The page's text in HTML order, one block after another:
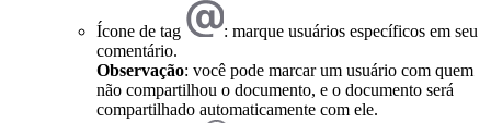
Ícone de tag
: marque usuários específicos em seu
comentário.
Observação: você pode marcar um usuário com quem
não compartilhou o documento, e o documento será
compartilhado automaticamente com ele.